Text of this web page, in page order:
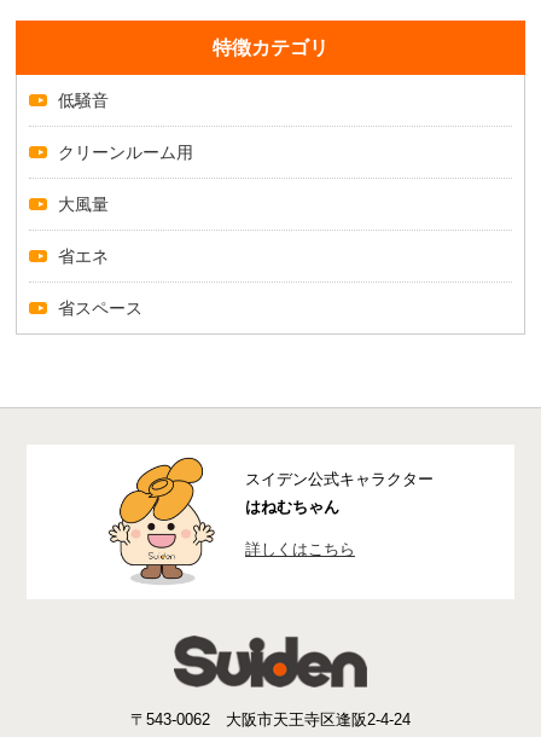
特徴カテゴリ
低騒音
クリーンルーム用
大風量
省エネ
省スペース
スイデン公式キャラクター
はねむちゃん
詳しくはこちら
〒543-0062 大阪市天王寺区逢阪2-4-24